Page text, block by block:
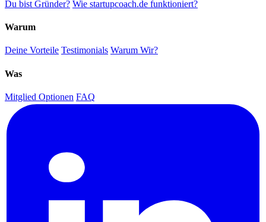
Du bist Gründer? Wie startupcoach.de funktioniert?
Warum
Deine Vorteile Testimonials Warum Wir?
Was
Mitglied Optionen FAQ